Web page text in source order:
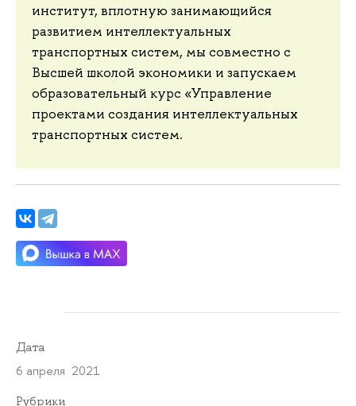
институт, вплотную занимающийся
развитием интеллектуальных
транспортных систем, мы совместно с
Высшей школой экономики и запускаем
образовательный курс «Управление
проектами создания интеллектуальных
транспортных систем.
Дата
6 апреля 2021
Рубрики